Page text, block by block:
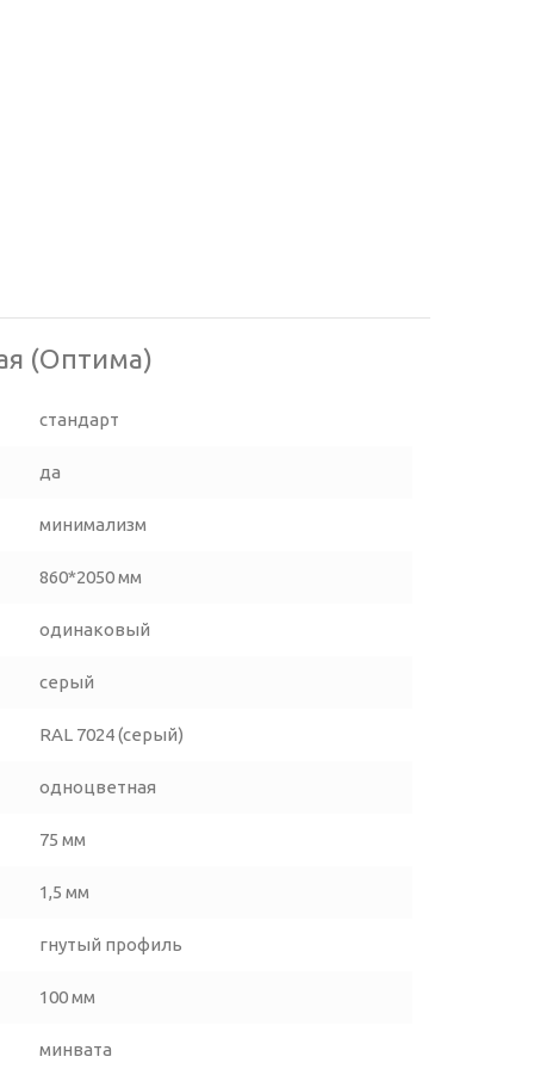
(Оптима)
стандарт
да
минимализм
860*2050 мм
одинаковый
серый
RAL 7024 (серый)
одноцветная
75 мм
1,5 мм
гнутый профиль
100 мм
минвата